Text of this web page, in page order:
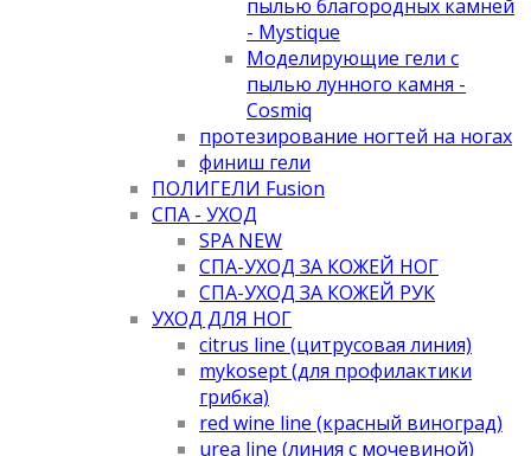
пылью благородных камней
- Mystique
Моделирующие гели с
пылью лунного камня -
Cosmiq
протезирование ногтей на ногах
финиш гели
ПОЛИГЕЛИ Fusion
СПА - УХОД
SPA NEW
СПА-УХОД ЗА КОЖЕЙ НОГ
СПА-УХОД ЗА КОЖЕЙ РУК
УХОД ДЛЯ НОГ
citrus line (цитрусовая линия)
mykosept (для профилактики
грибка)
red wine line (красный виноград)
urea line (линия с мочевиной)